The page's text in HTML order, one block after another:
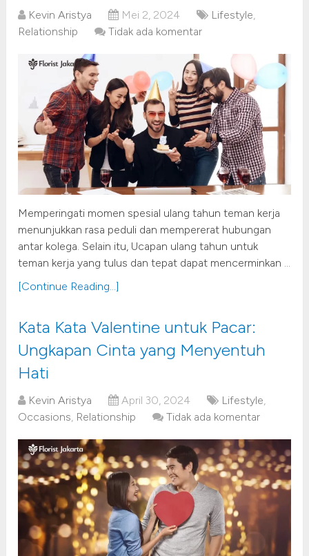
Kevin Aristya Mei 2, 2024 Lifestyle,
Relationship
Tidak ada komentar
Memperingati momen spesial ulang tahun teman kerja
menunjukkan rasa peduli dan mempererat hubungan
antar kolega. Selain itu, Ucapan ulang tahun untuk
teman kerja yang tulus dan tepat dapat mencerminkan …
[Continue Reading...]
Kata Kata Valentine untuk Pacar:
Ungkapan Cinta yang Menyentuh
Hati
Kevin Aristya April 30, 2024 Lifestyle
Occasions Relationship Tidak ada komentar